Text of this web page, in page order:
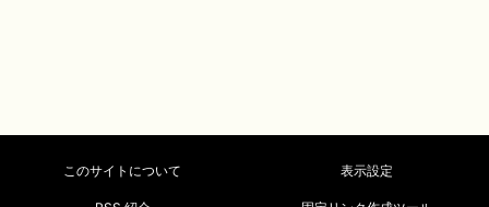
このサイトについて 表示設定